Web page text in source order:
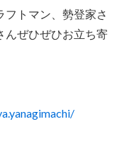
トマン、勢登家さ
んぜひぜひお立ち寄